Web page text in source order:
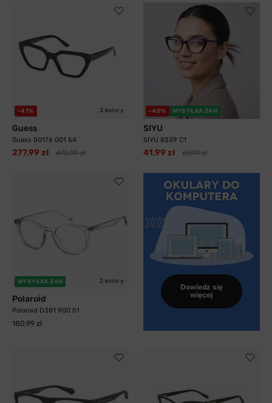
-41% 3 kolory
Guess
Guess 50176 001 54
277,99 zł 470,99 zł
-40% WYSYŁKA 24H
SIYU
SIYU 8339 C1
41,99 zł 69,99 zł
WYSYŁKA 24H 2 kolory
Polaroid
Polaroid D381 900 51
180,99 zł
Dowiedz się
więcej